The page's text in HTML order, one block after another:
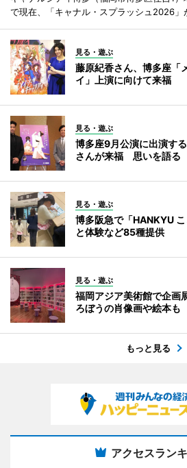
で現在、「キャナル・スプラッシュ2026」
見る・遊ぶ
藤原紀香さん、博多座「
イ」上演に向けて来福
見る・遊ぶ
博多座9月公演に出演す
さんが来福 思いを語る
見る・遊ぶ
博多阪急で「HANKYU
と体験など85種提供
見る・遊ぶ
福岡アジア美術館で企
ろぼうの肖像画や絵本も
もっと見る
アクセスラン